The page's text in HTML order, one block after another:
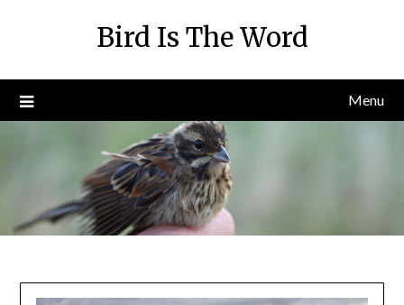
Bird Is The Word
Menu